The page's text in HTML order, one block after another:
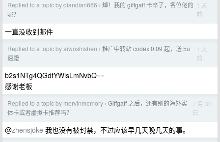
Replied to a topic by diandian666 › 焯！我的 giffgaff 卡卒了，各位佬的
呢？
1 天
前
一直没收到邮件
Replied to a topic by aiwoshishen › 推广中转站 codex 0.09 起，送 5u
速蹬
1 天
前
b2s1NTg4QGdtYWlsLmNvbQ==
感谢老板
Replied to a topic by mervinmemory › Giffgaff 之后，还有别的海外实
体卡或者虚拟卡推荐吗？
7 月 30
日
@zhensjoke 我也没有被封禁，不过应该早几天晚几天的事。